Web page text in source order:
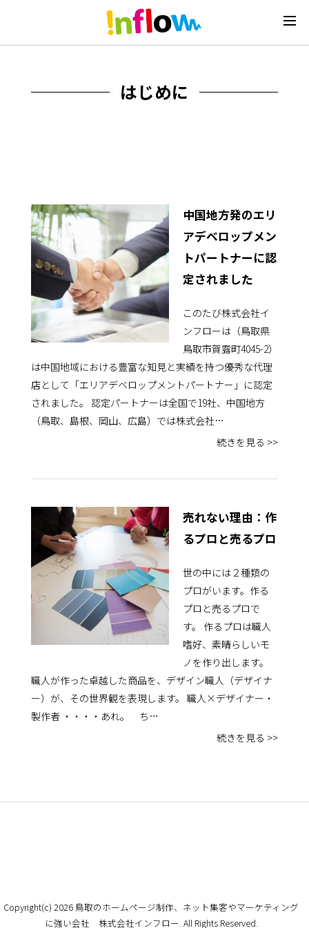
はじめに
中国地方発のエリ
アデベロップメン
トパートナーに認
定されました
このたび株式会社イ
ンフローは（鳥取県
鳥取市賀露町4045-2）
は中国地域における豊富な知見と実績を持つ優秀な代理
店として「エリアデベロップメントパートナー」に認定
されました。 認定パートナーは全国で19社、中国地方
（鳥取、島根、岡山、広島）では株式会社…
続きを見る >>
売れない理由：作
るプロと売るプロ
世の中には２種類の
プロがいます。作る
プロと売るプロで
す。 作るプロは職人
嗜好、素晴らしいモ
ノを作り出します。
職人が作った卓越した商品を、デザイン職人（デザイナ
ー）が、その世界観を表現します。 職人×デザイナー・
製作者 ・・・・あれ。 ち…
続きを見る >>
Copyright(c) 2026 鳥取のホームページ制作、ネット集客やマーケティング
に強い会社 株式会社インフロー. All Rights Reserved.